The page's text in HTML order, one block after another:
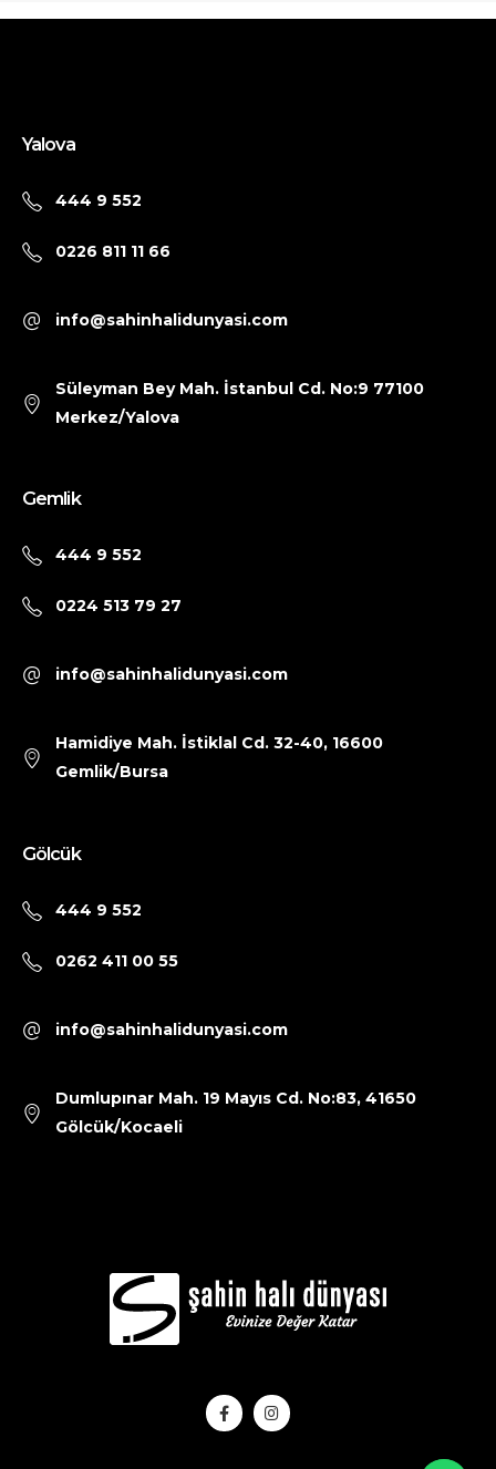
Yalova
444 9 552
0226 811 11 66
info@sahinhalidunyasi.com
Süleyman Bey Mah. İstanbul Cd. No:9 77100
Merkez/Yalova
Gemlik
444 9 552
0224 513 79 27
info@sahinhalidunyasi.com
Hamidiye Mah. İstiklal Cd. 32-40, 16600
Gemlik/Bursa
Gölcük
444 9 552
0262 411 00 55
info@sahinhalidunyasi.com
Dumlupınar Mah. 19 Mayıs Cd. No:83, 41650
Gölcük/Kocaeli